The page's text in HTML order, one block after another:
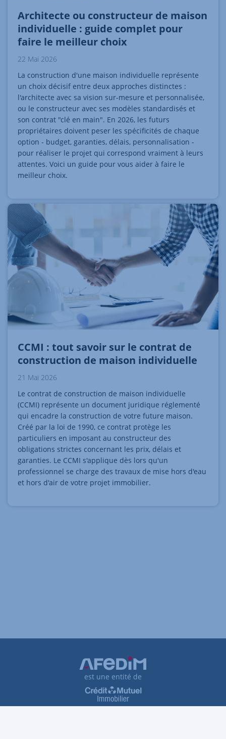
Architecte ou constructeur de maison
individuelle : guide complet pour
faire le meilleur choix
22 Mai 2026
La construction d'une maison individuelle représente
un choix décisif entre deux approches distinctes :
l'architecte avec sa vision sur-mesure et personnalisée,
ou le constructeur avec ses modèles standardisés et
son contrat "clé en main". En 2026, les futurs
propriétaires doivent peser les spécificités de chaque
option - budget, garanties, délais, personnalisation -
pour réaliser le projet qui correspond vraiment à leurs
attentes. Voici un guide pour vous aider à faire le
meilleur choix.
CCMI : tout savoir sur le contrat de
construction de maison individuelle
21 Mai 2026
Le contrat de construction de maison individuelle
(CCMI) représente un document juridique réglementé
qui encadre la construction de votre future maison.
Créé par la loi de 1990, ce contrat protège les
particuliers en imposant au constructeur des
obligations strictes concernant les prix, délais et
garanties. Le CCMI s'applique dès lors qu'un
professionnel se charge des travaux de mise hors d'eau
et hors d'air de votre projet immobilier.
est une entité de